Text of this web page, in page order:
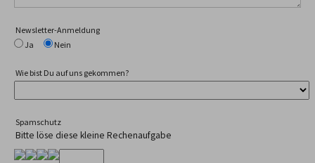
Newsletter-Anmeldung
Ja
Nein
Wie bist Du auf uns gekommen?
Spamschutz
Bitte löse diese kleine Rechenaufgabe